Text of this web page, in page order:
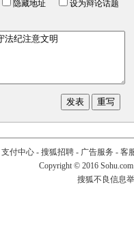
隐藏地址
设为辩论话题
支付中心- 搜狐招聘- 广告服务 - 客
Copyright © 2016
搜狐不良信息